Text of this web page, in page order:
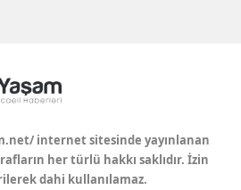
Erzurum
Eskişehir
internet sitesinde yayınlanan
her türlü hakkı saklıdır. İzin
dahi kullanılamaz.